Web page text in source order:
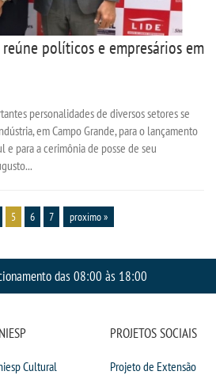
políticos e empresários em
personalidades de diversos setores se
em Campo Grande, para o lançamento
e para a cerimônia de posse de seu
5 6 7 proximo »
das 08:00 às 18:00
Cultural
PROJETOS SOCIAIS
Projeto de Extensão